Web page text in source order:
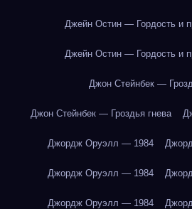
Джейн Остин — Гордость и
Джейн Остин — Гордость и
Джон Стейнбек —
Джон Стейнбек — Гроздья гнева
Джордж Оруэлл — 1984
Джордж Оруэлл — 1984
Джордж Оруэлл — 1984